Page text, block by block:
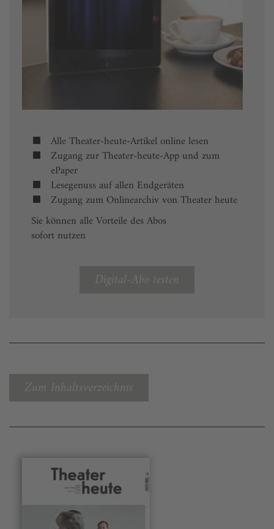
Alle Theater-heute-Artikel online lesen
Zugang zur Theater-heute-App und zum
ePaper
Lesegenuss auf allen Endgeräten
Zugang zum Onlinearchiv von Theater heute
Sie können alle Vorteile des Abos
sofort nutzen
Digital-Abo testen
Zum Inhaltsverzeichnis